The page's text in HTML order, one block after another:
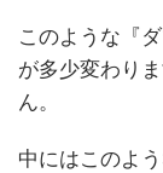
このような『
が多少変わり
ん。
中にはこのよ